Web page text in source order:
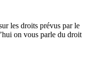
les droits prévus par le
on vous parle du droit